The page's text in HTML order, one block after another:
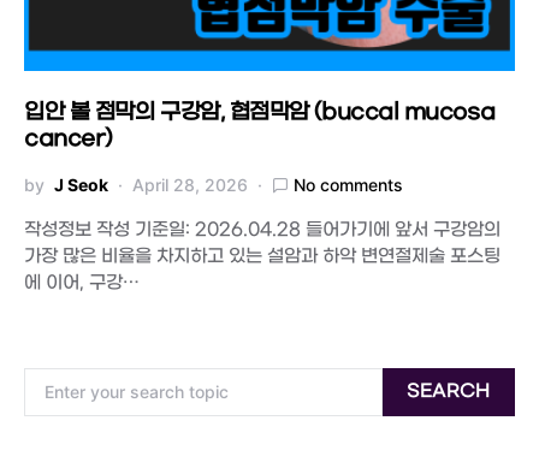
입안 볼 점막의 구강암, 협점막암 (buccal mucosa
cancer)
by J Seok April 28, 2026 No comments
작성정보 작성 기준일: 2026.04.28 들어가기에 앞서 구강암의
가장 많은 비율을 차지하고 있는 설암과 하악 변연절제술 포스팅
에 이어, 구강…
SEARCH